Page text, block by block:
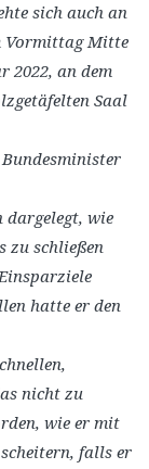
sich auch an
Vormittag Mitte
2022, an dem
Saal
dargelegt, wie
zu schließen
hatte er den
nicht zu
wie er mit
falls er